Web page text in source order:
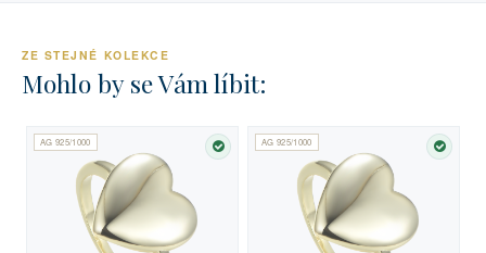
ZE STEJNÉ KOLEKCE
Mohlo by se Vám líbit:
AG 925/1000
SKLADEM
AG 925/1000